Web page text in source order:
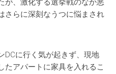
が、激化する選挙戦のなか悪
さらに深刻なうつに悩まされ
DCに行く気が起きず、現地
たアパートに家具を入れるこ